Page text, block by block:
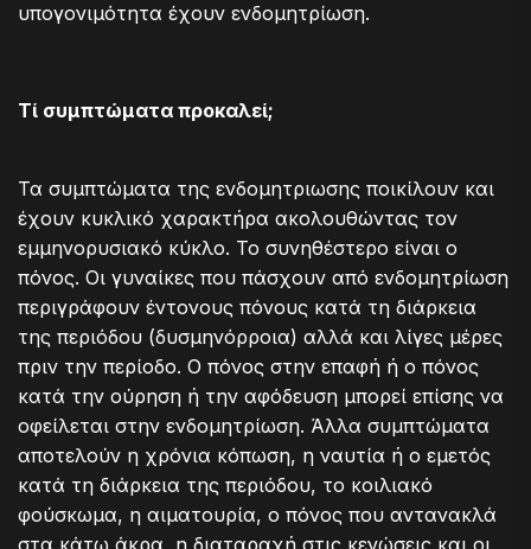
υπογονιμότητα έχουν ενδομητρίωση.
Τί συμπτώματα προκαλεί;
Τα συμπτώματα της ενδομητριωσης ποικίλουν και
έχουν κυκλικό χαρακτήρα ακολουθώντας τον
εμμηνορυσιακό κύκλο. Το συνηθέστερο είναι ο
πόνος. Οι γυναίκες που πάσχουν από ενδομητρίωση
περιγράφουν έντονους πόνους κατά τη διάρκεια
της περιόδου (δυσμηνόρροια) αλλά και λίγες μέρες
πριν την περίοδο. Ο πόνος στην επαφή ή ο πόνος
κατά την ούρηση ή την αφόδευση μπορεί επίσης να
οφείλεται στην ενδομητρίωση. Άλλα συμπτώματα
αποτελούν η χρόνια κόπωση, η ναυτία ή ο εμετός
κατά τη διάρκεια της περιόδου, το κοιλιακό
φούσκωμα, η αιματουρία, ο πόνος που αντανακλά